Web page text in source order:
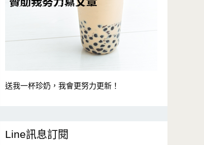
送我一杯珍奶，我會更努力更新！
Line訊息訂閱